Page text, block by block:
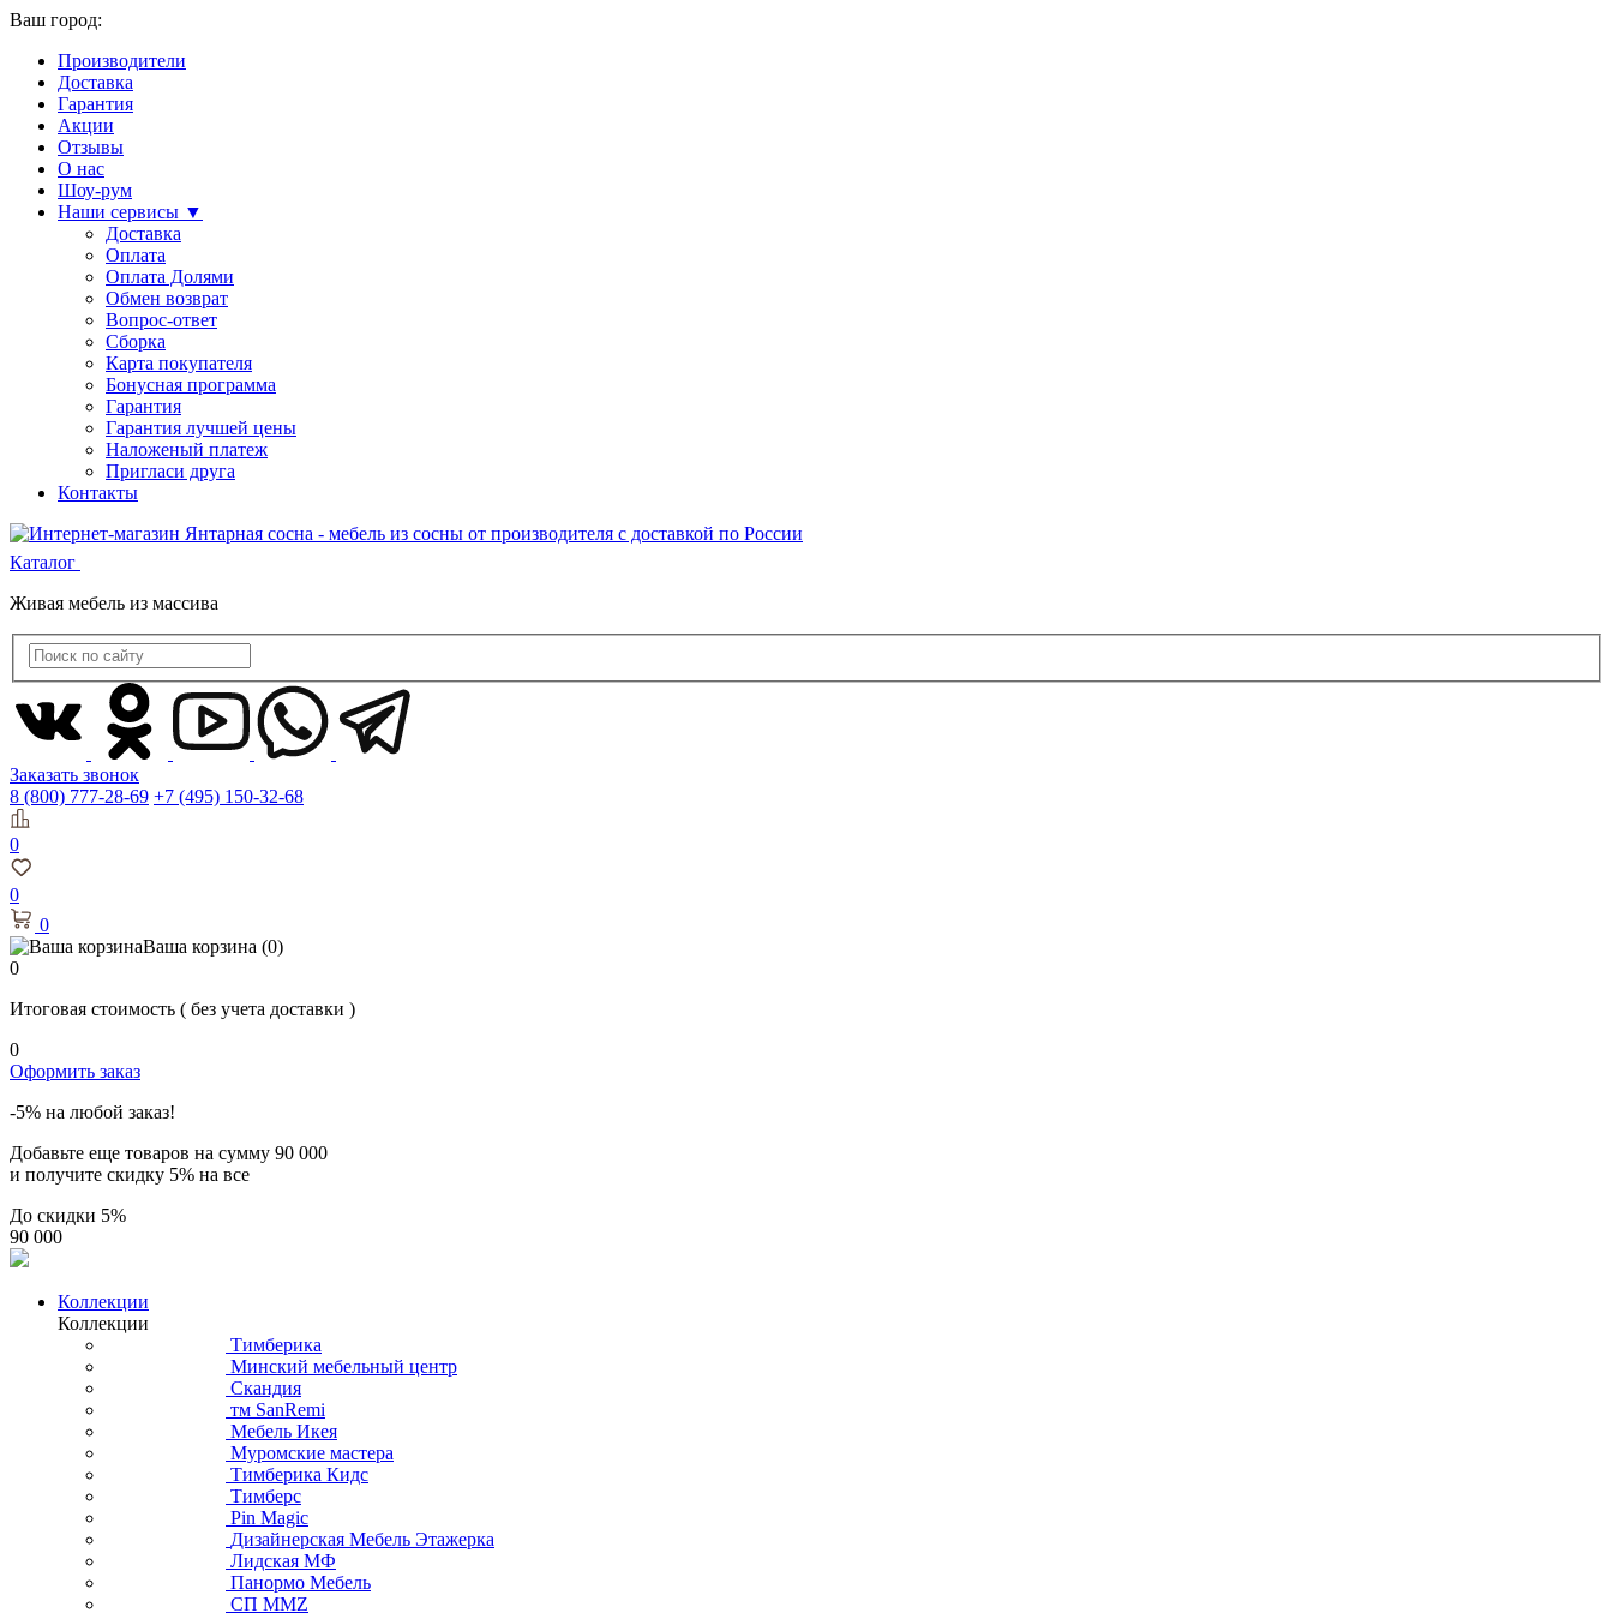
Ваш город:
Производители
Доставка
Гарантия
Акции
Отзывы
О нас
Шоу-рум
Наши сервисы ▼
Доставка
Оплата
Оплата Долями
Обмен возврат
Вопрос-ответ
Сборка
Карта покупателя
Бонусная программа
Гарантия
Гарантия лучшей цены
Наложеный платеж
Пригласи друга
Контакты
Каталог
Живая мебель из массива
Заказать звонок
8 (800) 777-28-69 +7 (495) 150-32-68
0
0
0
Ваша корзина (0)
0
Итоговая стоимость ( без учета доставки )
0
Оформить заказ
-5% на любой заказ!
Добавьте еще товаров на сумму 90 000
и получите скидку 5% на все
До скидки 5%
90 000
Коллекции
Коллекции
Тимберика
Минский мебельный центр
Скандия
тм SanRemi
Мебель Икея
Муромские мастера
Тимберика Кидс
Тимберс
Pin Magic
Дизайнерская Мебель Этажерка
Лидская МФ
Панормо Мебель
СП ММZ